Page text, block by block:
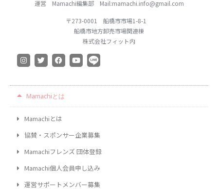
運営 Mamachi編集部 Mail:mamachi.info@gmail.com
〒273-0001 船橋市市場1-8-1
船橋市地方卸売市場関連棟
株式会社フィット内
Mamachiとは
Mamachiとは
協賛・スポンサー企業募集
Mamachiフレンズ 団体登録
Mamachi個人会員申し込み
運営サポートメンバー募集